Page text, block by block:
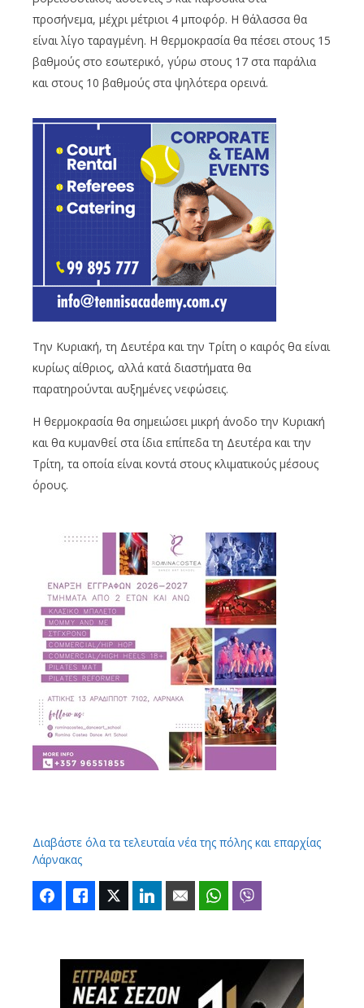
προσήνεμα, μέχρι μέτριοι 4 μποφόρ. Η θάλασσα θα
είναι λίγο ταραγμένη. Η θερμοκρασία θα πέσει στους 15
βαθμούς στο εσωτερικό, γύρω στους 17 στα παράλια
και στους 10 βαθμούς στα ψηλότερα ορεινά.
Την Κυριακή, τη Δευτέρα και την Τρίτη ο καιρός θα είναι
κυρίως αίθριος, αλλά κατά διαστήματα θα
παρατηρούνται αυξημένες νεφώσεις.
Η θερμοκρασία θα σημειώσει μικρή άνοδο την Κυριακή
και θα κυμανθεί στα ίδια επίπεδα τη Δευτέρα και την
Τρίτη, τα οποία είναι κοντά στους κλιματικούς μέσους
όρους.
Διαβάστε όλα τα τελευταία νέα της πόλης και επαρχίας
Λάρνακας
FacebookLike Twitter LinkedIn Email WhatsApp